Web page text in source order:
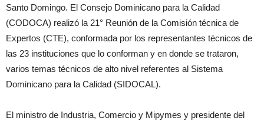
Santo Domingo. El Consejo Dominicano para la Calidad
(CODOCA) realizó la 21° Reunión de la Comisión técnica de
Expertos (CTE), conformada por los representantes técnicos de
las 23 instituciones que lo conforman y en donde se trataron,
varios temas técnicos de alto nivel referentes al Sistema
Dominicano para la Calidad (SIDOCAL).
El ministro de Industria, Comercio y Mipymes y presidente del